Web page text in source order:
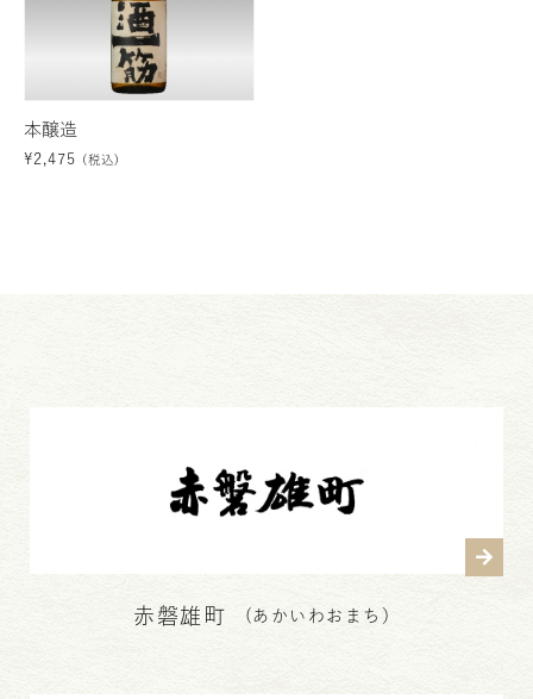
本醸造
¥2,475 (税込)
赤磐雄町 (あかいわおまち）